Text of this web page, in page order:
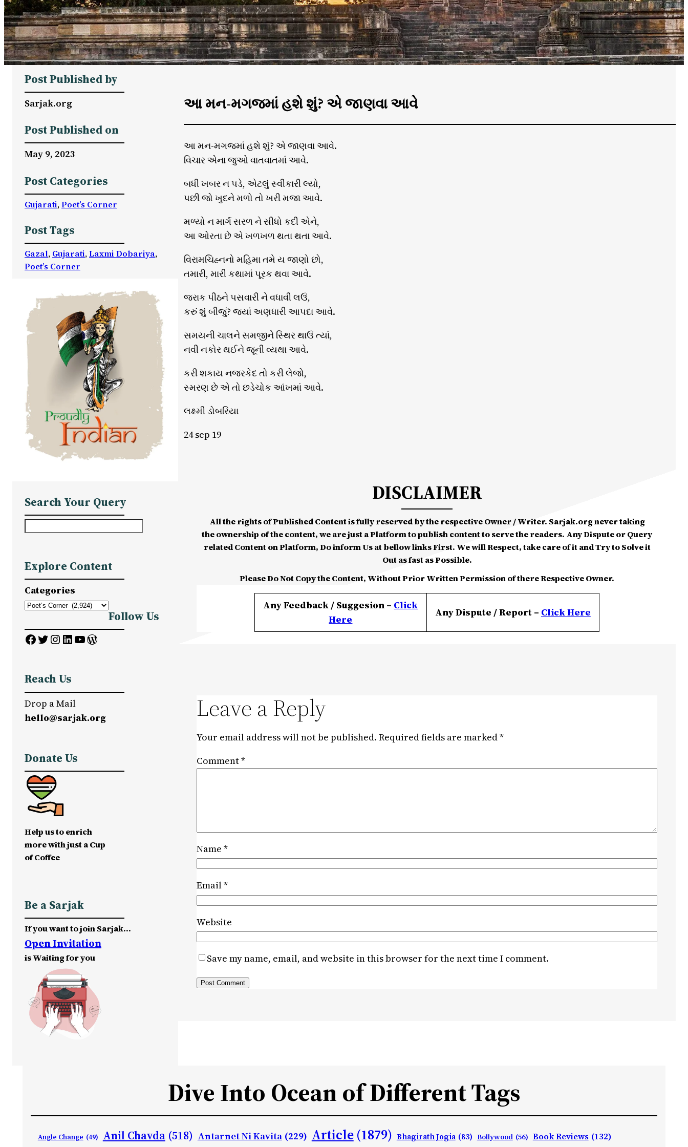
Post Published by
Sarjak.org
Post Published on
May 9, 2023
Post Categories
Gujarati, Poet’s Corner
Post Tags
Gazal, Gujarati, Laxmi Dobariya
Poet’s Corner
Search Your Query
r
c
h
Explore Content
Categories
Follow Us
Facebook Twitter InstagramLinkedIn YouTube WordPress
Reach Us
Drop a Mail
hello@sarjak.org
Donate Us
Help us to enrich
more with just a Cup
of Coffee
Be a Sarjak
If you want to join Sarjak…
Open Invitation
is Waiting for you
આ મન-મગજમાં હશે શું? એ જાણવા આવે
આ મન-મગજમાં હશે શું? એ જાણવા આવે.
વિચાર એના જુઓ વાતવાતમાં આવે.
બધી ખબર ન પડે, એટલું સ્વીકારી લ્યો,
પછી જો ખુદને મળો તો ખરી મજા આવે.
મળ્યો ન માર્ગ સરળ ને સીધો કદી એને,
આ ઓરતા છે એ ખળખળ થતા થતા આવે.
વિરામચિહ્નનો મહિમા તમે ય જાણો છો,
તમારી, મારી કથામાં પૂરક થવા આવે.
જરાક પીઠને પસવારી ને વધાવી લઉં,
કરું શું બીજું? જ્યાં અણધારી આપદા આવે.
સમયની ચાલને સમજીને સ્થિર થાઉં ત્યાં,
નવી નકોર થઈને જૂની વ્યથા આવે.
કરી શકાય નજરકેદ તો કરી લેજો,
સ્મરણ છે એ તો છડેચોક આંખમાં આવે.
લક્ષ્મી ડોબરિયા
24 sep 19
DISCLAIMER
All the rights of Published Content is fully reserved by the respective Owner / Writer. Sarjak.org never taking
the ownership of the content, we are just a Platform to publish content to serve the readers. Any Dispute or Query
related Content on Platform, Do inform Us at bellow links First. We will Respect, take care of it and Try to Solve it
Out as fast as Possible.
Please Do Not Copy the Content, Without Prior Written Permission of there Respective Owner.
Any Feedback / Suggesion – Click
Here
Any Dispute / Report – ClickHere
Leave a Reply
Your email address will not be published. Required fields are marked*
Comment*
Name *
Email*
Website
Save my name, email, and website in this browser for the next time I comment.
Dive Into Ocean of Different Tags
Angle Change (49) Anil Chavda (518) Antarnet Ni Kavita (229) Article (1879) Bhagirath Jogia (83) Bollywood (56) Book Reviews (132)